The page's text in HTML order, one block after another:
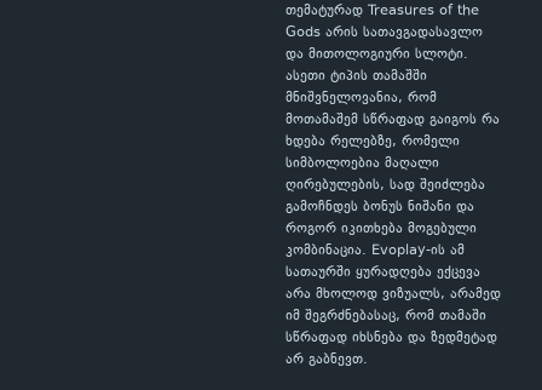
თემატურად Treasures of the
Gods არის სათავგადასავლო
და მითოლოგიური სლოტი.
ასეთი ტიპის თამაშში
მნიშვნელოვანია, რომ
მოთამაშემ სწრაფად გაიგოს რა
ხდება რელებზე, რომელი
სიმბოლოებია მაღალი
ღირებულების, სად შეიძლება
გამოჩნდეს ბონუს ნიშანი და
როგორ იკითხება მოგებული
კომბინაცია. Evoplay-ის ამ
სათაურში ყურადღება ექცევა
არა მხოლოდ ვიზუალს, არამედ
იმ შეგრძნებასაც, რომ თამაში
სწრაფად იხსნება და ზედმეტად
არ გაბნევთ.